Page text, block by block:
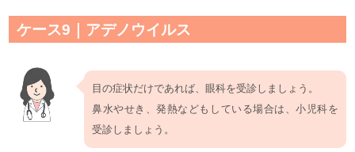
ケース9｜アデノウイルス
目の症状だけであれば、眼科を受診しましょう。
鼻水やせき、発熱などもしている場合は、小児科を
受診しましょう。